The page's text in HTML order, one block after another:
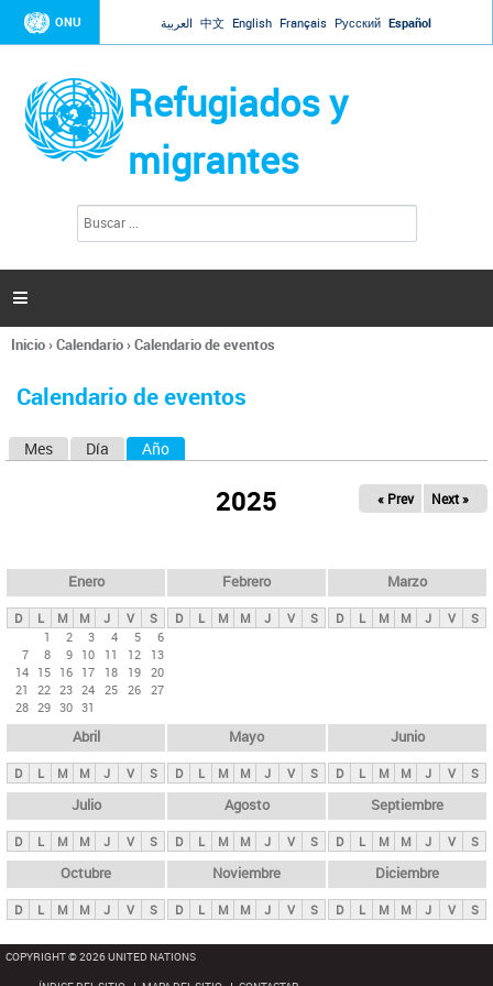
Jump to navigation
ONU العربية 中文 English Français Русский Español
Refugiados y
migrantes
l
d
s

Se
usted
Inicio›Calendario›Calendario de eventos
Calendario de eventos
s
p
n
i
p
a
l
s
Mes Día Año
2025 « Prev Next »
Enero
D L M M J V
S
1
2 3 4 5
6
7
8 9 10 11 12
13
14 15 16 17 18 19 20
21
22 23 24 25 26 27
28 29 30 31
Febrero
D L M M J V S
Marzo
D L M M J V S
Abril
D L M M J V S
Mayo
D L M M J V S
Junio
D L M M J V S
Julio
D L M M J V S
Agosto
D L M M J V S
Septiembre
D L M M J V S
Octubre
D L M M J V S
Noviembre
D L M M J V S
Diciembre
D L M M J V S
COPYRIGHT © 2026 UNITED NATIONS